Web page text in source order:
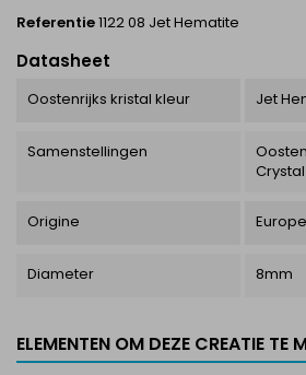
Referentie1122 08 Jet Hematite
Datasheet
Oostenrijks kristal kleur Jet
Samenstellingen
Crystal
Origine Europe
Diameter 8mm
ELEMENTEN OM DEZE CREATIE TE